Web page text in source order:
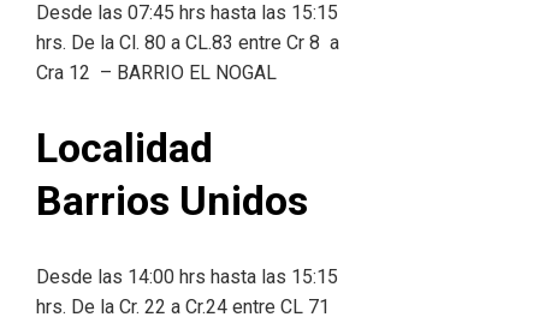
Desde las 07:45 hrs hasta las 15:15
hrs. De la Cl. 80 a CL.83 entre Cr 8 a
Cra 12 – BARRIO EL NOGAL
Localidad
Barrios Unidos
Desde las 14:00 hrs hasta las 15:15
hrs. De la Cr. 22 a Cr.24 entre CL 71